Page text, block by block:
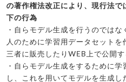
の著作権法改正により、現行法で
下の行為
・自らモデル生成を行うのでは
人のために学習用データセット
三者に販売したりWEB上で公開
・自らモデル生成をするために
し、これを用いてモデルを生成